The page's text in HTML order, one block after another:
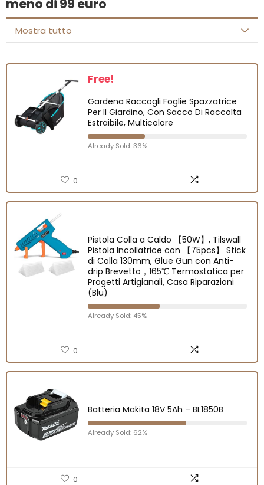
meno di 99 euro
Mostra tutto
Free!
Gardena Raccogli Foglie Spazzatrice
Per Il Giardino, Con Sacco Di Raccolta
Estraibile, Multicolore
Already Sold: 36%
0
Pistola Colla a Caldo 【50W】, Tilswall
Pistola Incollatrice con 【75pcs】 Stick
di Colla 130mm, Glue Gun con Anti-
drip Brevetto，165℃ Termostatica per
Progetti Artigianali, Casa Riparazioni
(Blu)
Already Sold: 45%
0
Batteria Makita 18V 5Ah – BL1850B
Already Sold: 62%
0